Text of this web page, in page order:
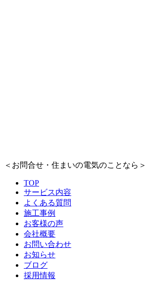
＜お問合せ・住まいの電気のことなら＞
TOP
サービス内容
よくある質問
施工事例
お客様の声
会社概要
お問い合わせ
お知らせ
ブログ
採用情報